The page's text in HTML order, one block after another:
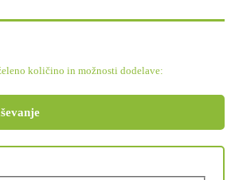
količino in možnosti dodelave: